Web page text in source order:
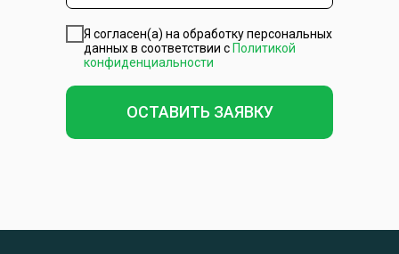
Я согласен(а) на обработку персональных
данных в соответствии сПолитикой
конфиденциальности
ОСТАВИТЬ ЗАЯВКУ